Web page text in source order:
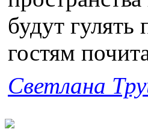
будут
гостям
Светлана